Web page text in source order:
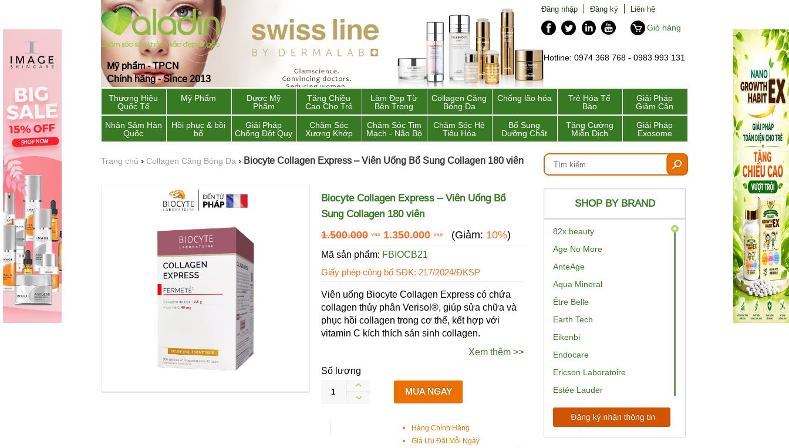
Mỹ phẩm - TPCN
Chính hãng - Since 2013
Đăng nhập Đăng ký
Liên hệ
Giỏ hàng
Hotline: 0974 368 768 - 0983 993 131
Thương Hiệu
Quốc Tế
Mỹ Phẩm
Dược Mỹ
Phẩm
Tăng Chiều
Cao Cho Trẻ
Làm Đẹp Từ
Bên Trong
Collagen Căng
Bóng Da
Chống lão hóa
Trẻ Hóa Tế
Bào
Giải Pháp
Giảm Cân
Nhân Sâm Hàn
Quốc
Hồi phục & bồi
bổ
Giải Pháp
Chống Đột Quỵ
Chăm Sóc
Xương Khớp
Chăm Sóc Tim
Mạch - Não Bộ
Chăm Sóc Hệ
Tiêu Hóa
Bổ Sung
Dưỡng Chất
Tăng Cường
Miễn Dịch
Giải Pháp
Exosome
Trang chủ › Collagen Căng Bóng Da › Biocyte Collagen Express – Viên Uống Bổ Sung Collagen 180 viên
Biocyte Collagen Express – Viên Uống Bổ
Sung Collagen 180 viên
1.500.000 1.350.000 (Giảm: 10%)
Mã sản phẩm: FBIOCB21
Giấy phép công bố SĐK: 217/2024/ĐKSP
Viên uống Biocyte Collagen Express có chứa
collagen thủy phân Verisol®, giúp sửa chữa và
phục hồi collagen trong cơ thể, kết hợp với
vitamin C kích thích sản sinh collagen.
Xem thêm >>
Số lượng
MUA NGAY
Hàng Chính Hãng
Giá Ưu Đãi Mỗi Ngày
SHOP BY BRAND
82x beauty
Age No More
AnteAge
Aqua Mineral
Être Belle
Earth Tech
Eikenbi
Endocare
Ericson Laboratoire
Estée Lauder
EV Princess
ExoCoBio